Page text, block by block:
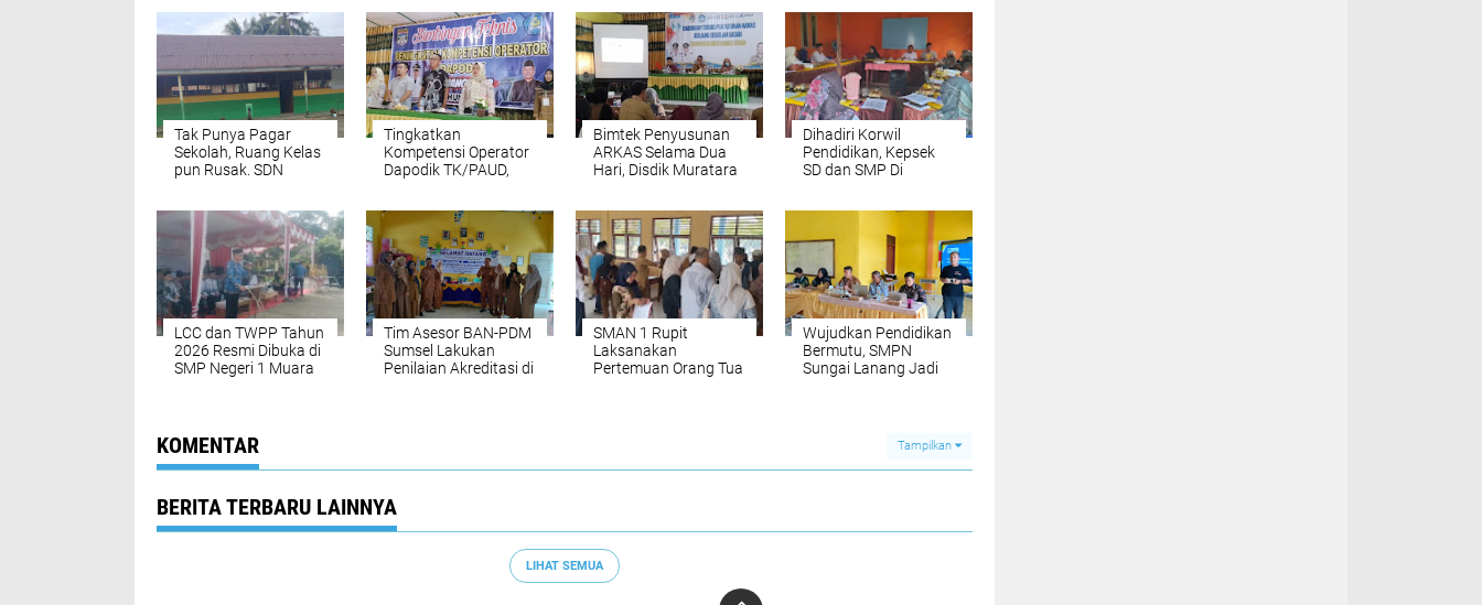
Tak Punya Pagar
Sekolah, Ruang Kelas
pun Rusak. SDN
Tingkatkan
Kompetensi Operator
Dapodik TK/PAUD,
Bimtek
Bimtek Penyusunan
ARKAS Selama Dua
Hari, Disdik Muratara
Kemdikbud
Dihadiri Korwil
Pendidikan, Kepsek
SD dan SMP Di
LCC dan TWPP Tahun
2026 Resmi Dibuka di
SMP Negeri 1 Muara
Tim Asesor BAN-PDM
Sumsel Lakukan
Penilaian Akreditasi di
SMAN 1 Rupit
Laksanakan
Pertemuan Orang Tua
Wujudkan Pendidikan
Bermutu, SMPN
Sungai Lanang Jadi
Kemendikdasmen
KOMENTAR Tampilkan
BERITA TERBARU LAINNYA
LIHAT SEMUA